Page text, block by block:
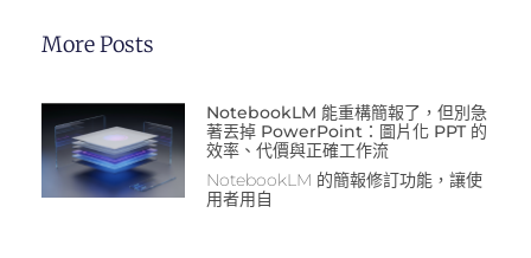
More Posts
NotebookLM 能重構簡報了，但別急
著丟掉 PowerPoint：圖片化 PPT 的
效率、代價與正確工作流
NotebookLM 的簡報修訂功能，讓使
用者用自